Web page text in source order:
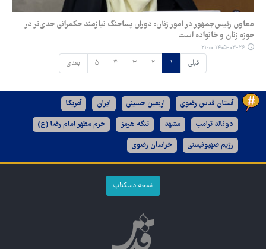
معاون رئیس‌جمهور در امور زنان: دوران پساجنگ نیازمند حکمرانی جدی‌تر در
حوزه زنان و خانواده است
۱۴۰۵-۰۳-۲۶ ۲۱:۰۰
قبلی ۱ ۲ ۳ ۴ ۵ بعدی
آستان قدس رضوی اربعین حسینی ایران آمریکا
دونالد ترامپ مشهد تنگه هرمز حرم مطهر امام رضا (ع)
رژیم صهیونیستی خراسان رضوی
نسخه دسکتاپ